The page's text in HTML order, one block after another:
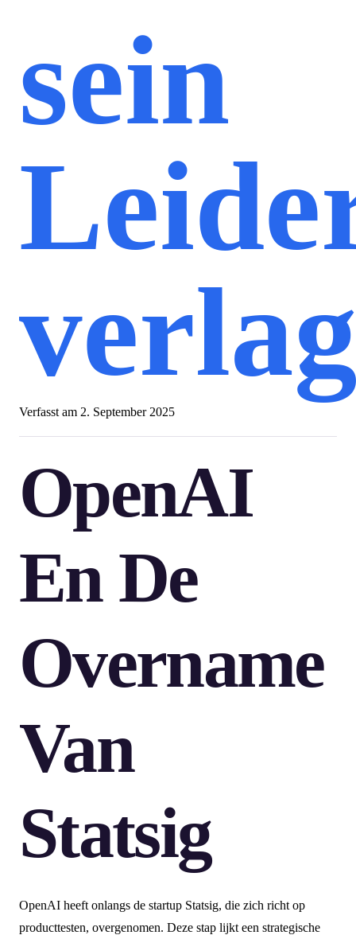
sein
Verfasst am 2. September 2025
OpenAI
En De
Overname
Van
Statsig
OpenAI heeft onlangs de startup Statsig, die zich richt op
producttesten, overgenomen. Deze stap lijkt een strategische